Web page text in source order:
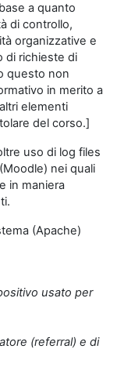
a quanto
di controllo,
organizzative e
di richieste di
questo non
in merito a
elementi
del corso.]
uso di log files
nei quali
in maniera
(Apache)
usato per
(referral) e di